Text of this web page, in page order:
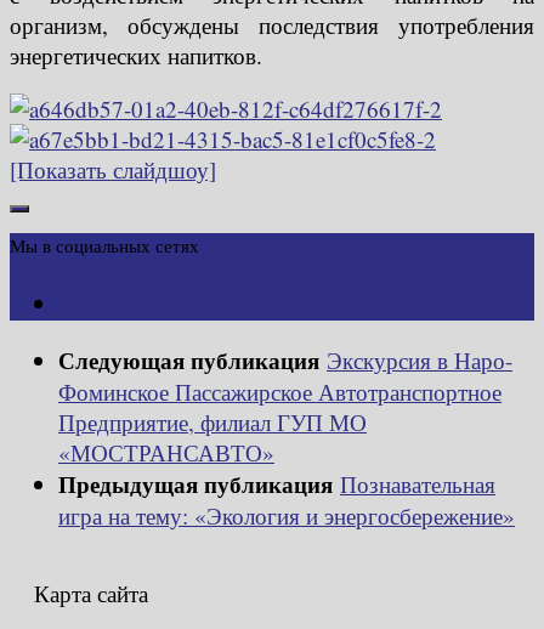
организм, обсуждены последствия употребления
энергетических напитков.
[Показать слайдшоу]
Мы в социальных сетях
Следующая публикация Экскурсия в Наро-
Фоминское Пассажирское Автотранспортное
Предприятие, филиал ГУП МО
«МОСТРАНСАВТО»
Предыдущая публикация Познавательная
игра на тему: «Экология и энергосбережение»
Карта сайта